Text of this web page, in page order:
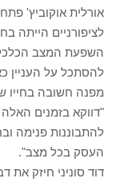
אורלית אוקוביץ'
לציפורניים הייתה
השפעת המצב
להסתכל על העניין
מפנה חשובה בחייו
"דווקא בזמנים
להתבוננות פנימה
העסק בכל מצב".
דוד סוניני חיזק